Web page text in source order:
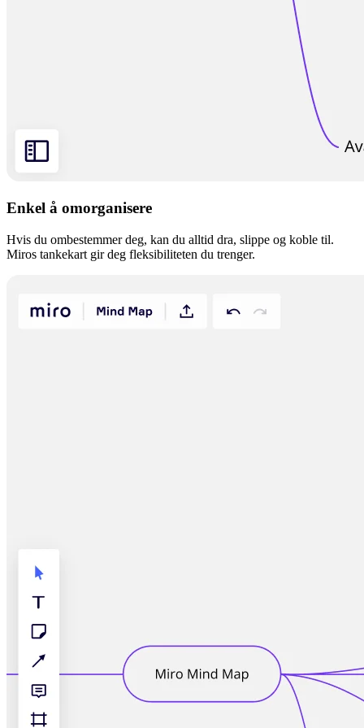
Enkel å omorganisere
Hvis du ombestemmer deg, kan du alltid dra, slippe og koble til.
Miros tankekart gir deg fleksibiliteten du trenger.